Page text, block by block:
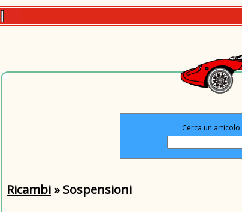
Cerca un
Ricambi» Sospensioni